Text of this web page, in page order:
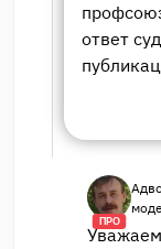
ответ
ПРО